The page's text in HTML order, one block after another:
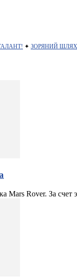
✦ ЗОРЯНИЙ ШЛЯХ
Mars Rover. За счет